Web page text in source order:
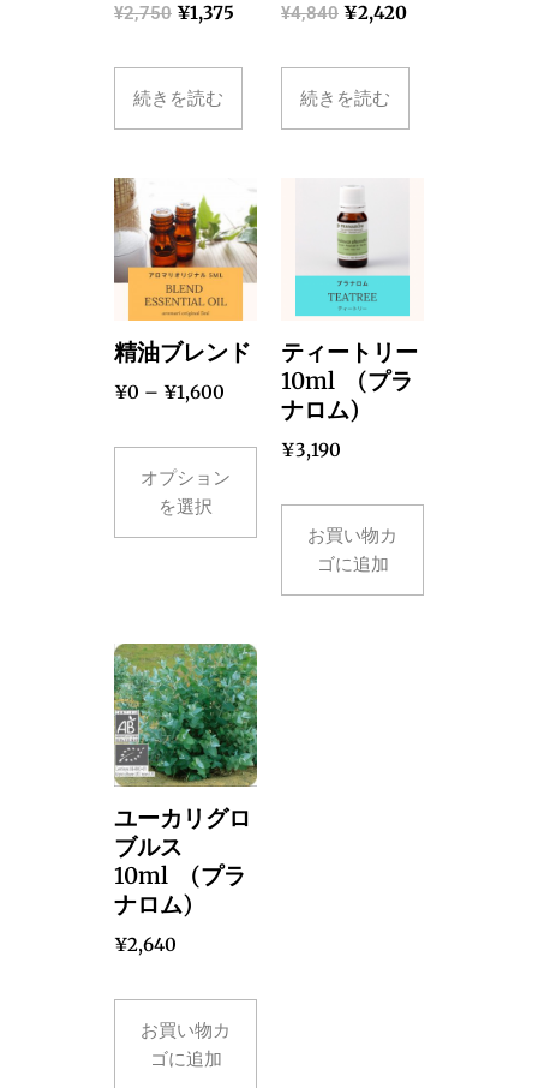
¥2,750 ¥1,375
続きを読む
¥4,840 ¥2,420
続きを読む
精油ブレンド
¥0 – ¥1,600
オプション
を選択
ティートリー
10ml (プラ
ナロム)
¥3,190
お買い物カ
ゴに追加
ユーカリグロ
ブルス
10ml (プラ
ナロム)
¥2,640
お買い物カ
ゴに追加